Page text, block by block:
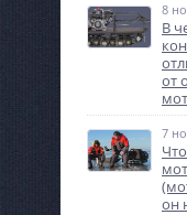
8
В
от
7
он